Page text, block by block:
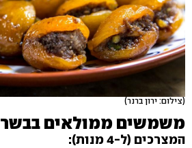
(צילום: ירון ברנר)
משמשים ממולאים בבשר
המצרכים (ל-4 מנות):